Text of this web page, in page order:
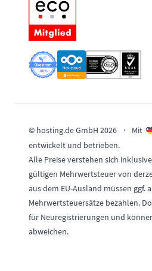
© hosting.de GmbH 2026 · Mit
entwickelt und betrieben.
Alle Preise verstehen sich
gültigen Mehrwertsteuer von
aus dem EU-Ausland müssen ggf.
Mehrwertsteuersätze bezahlen.
für Neuregistrierungen und
abweichen.